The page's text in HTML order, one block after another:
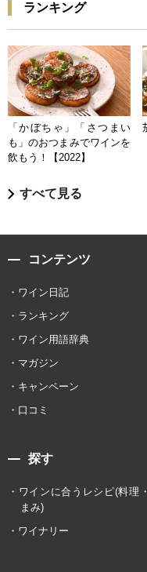
ランキング
「かぼちゃ」「さつまい
も」のおつまみでワインを
飲もう！【2022】
すべて見る
コンテンツ
ワイン日記
ランキング
ワイン用語辞典
マガジン
キャンペーン
口コミ
探す
ワインに合うレシピ(料理
まみ)
ワイナリー